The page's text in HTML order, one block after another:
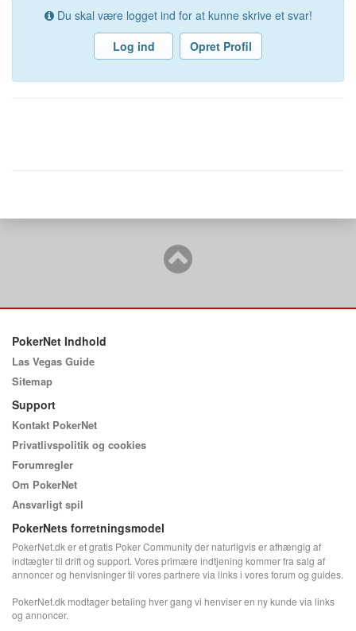
Du skal være logget ind for at kunne skrive et svar!
Log ind
Opret Profil
PokerNet Indhold
Las Vegas Guide
Sitemap
Support
Kontakt PokerNet
Privatlivspolitik og cookies
Forumregler
Om PokerNet
Ansvarligt spil
PokerNets forretningsmodel
PokerNet.dk er et gratis Poker Community der naturligvis er afhængig af
indtægter til drift og support. Vores primære indtjening kommer fra salg af
annoncer og henvisninger til vores partnere via links i vores forum og guides.
PokerNet.dk modtager betaling hver gang vi henviser en ny kunde via links
og annoncer.